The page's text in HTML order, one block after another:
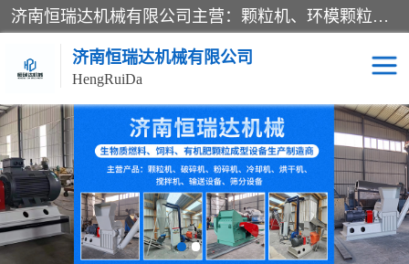
济南恒瑞达机械有限公司主营：颗粒机、环模颗粒机、平模颗粒机、粉碎机、滚筒筛分机、冷却机、颗粒燃烧机、生物质颗粒机、木屑颗粒机、秸秆颗粒机、饲料颗粒机、燃料颗粒机、木材粉碎机、秸秆粉碎机、饲料粉碎机、颗粒冷却机、锯末滚筒筛、锤片粉碎机、滚筒筛、搅拌机等产品。
济南恒瑞达机械有限公司
HengRuiDa
颗粒机 环模颗粒机
平模颗粒机 生物质颗粒机
秸秆颗粒机 饲料颗粒机